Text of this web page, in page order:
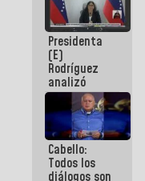
acuerdan
primer
encuentro
presencial
para el
diálogo
Presidenta
(E)
Rodríguez
analizó
junto a
gobernadores
planes de
recuperación
del Sistema
Eléctrico
Cabello:
Todos los
diálogos son